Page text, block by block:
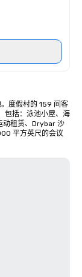
度假村的 159 间客
包括：泳池小屋、海
动租赁、Drybar 沙
平方英尺的会议